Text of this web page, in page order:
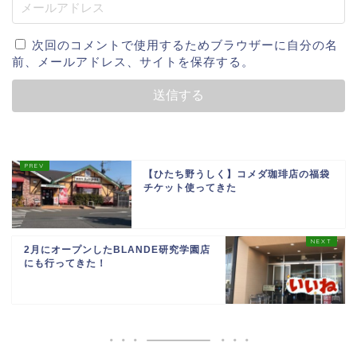
次回のコメントで使用するためブラウザーに自分の名
前、メールアドレス、サイトを保存する。
【ひたち野うしく】コメダ珈琲店の福袋
チケット使ってきた
2月にオープンしたBLANDE研究学園店
にも行ってきた！